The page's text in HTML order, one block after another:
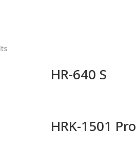
HR-640 S
HRK-1501 Pro